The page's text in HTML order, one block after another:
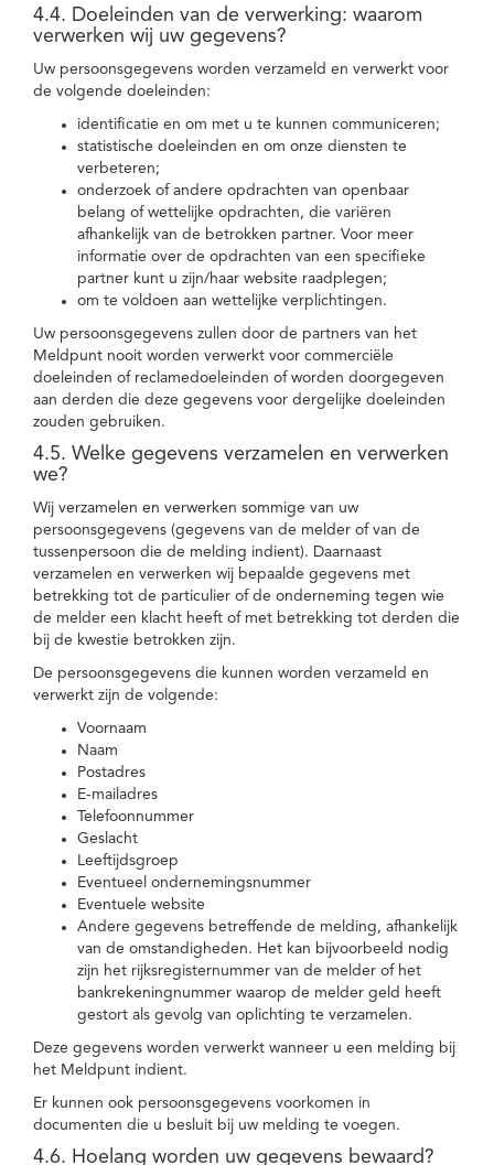
4.4. Doeleinden van de verwerking: waarom
verwerken wij uw gegevens?
Uw persoonsgegevens worden verzameld en verwerkt voor
de volgende doeleinden:
identificatie en om met u te kunnen communiceren;
statistische doeleinden en om onze diensten te
verbeteren;
onderzoek of andere opdrachten van openbaar
belang of wettelijke opdrachten, die variëren
afhankelijk van de betrokken partner. Voor meer
informatie over de opdrachten van een specifieke
partner kunt u zijn/haar website raadplegen;
om te voldoen aan wettelijke verplichtingen.
Uw persoonsgegevens zullen door de partners van het
Meldpunt nooit worden verwerkt voor commerciële
doeleinden of reclamedoeleinden of worden doorgegeven
aan derden die deze gegevens voor dergelijke doeleinden
zouden gebruiken.
4.5. Welke gegevens verzamelen en verwerken
we?
Wij verzamelen en verwerken sommige van uw
persoonsgegevens (gegevens van de melder of van de
tussenpersoon die de melding indient). Daarnaast
verzamelen en verwerken wij bepaalde gegevens met
betrekking tot de particulier of de onderneming tegen wie
de melder een klacht heeft of met betrekking tot derden die
bij de kwestie betrokken zijn.
De persoonsgegevens die kunnen worden verzameld en
verwerkt zijn de volgende:
Voornaam
Naam
Postadres
E-mailadres
Telefoonnummer
Geslacht
Leeftijdsgroep
Eventueel ondernemingsnummer
Eventuele website
Andere gegevens betreffende de melding, afhankelijk
van de omstandigheden. Het kan bijvoorbeeld nodig
zijn het rijksregisternummer van de melder of het
bankrekeningnummer waarop de melder geld heeft
gestort als gevolg van oplichting te verzamelen.
Deze gegevens worden verwerkt wanneer u een melding bij
het Meldpunt indient.
Er kunnen ook persoonsgegevens voorkomen in
documenten die u besluit bij uw melding te voegen.
4.6. Hoelang worden uw gegevens bewaard?